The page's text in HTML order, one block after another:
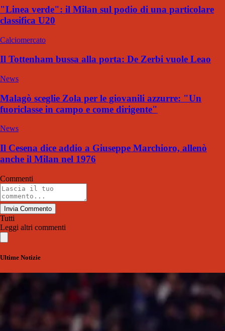
"Linea verde": il Milan sul podio di una particolare
classifica U20
Calciomercato
Il Tottenham bussa alla porta: De Zerbi vuole Leao
News
Malagò sceglie Zola per le giovanili azzurre: "Un
fuoriclasse in campo e come dirigente"
News
Il Cesena dice addio a Giuseppe Marchioro, allenò
anche il Milan nel 1976
Commenti
Invia Commento
Tutti
Leggi altri commenti
Ultime Notizie